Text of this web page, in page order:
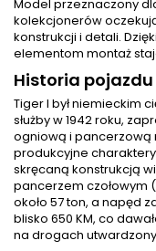
Model przeznaczony
kolekcjonerów
konstrukcji i detali.
elementom montaż
Historia pojazdu
Tiger I był niemieckim
służby w 1942 roku,
ogniową i pancerzową
produkcyjne
skręcaną konstrukcją
pancerzem czołowym
około 57 ton, a napęd
blisko 650 KM, co
na drogach